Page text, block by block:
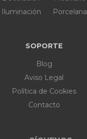
Iluminación
Porcelana
SOPORTE
Blog
Aviso Legal
Política de Cookies
Contacto